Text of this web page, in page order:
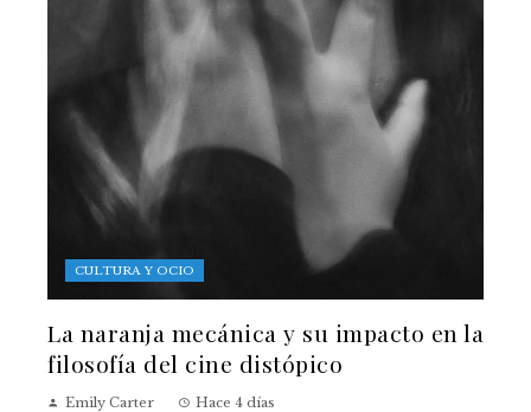
CULTURA Y OCIO
La naranja mecánica y su impacto en la
filosofía del cine distópico
Emily Carter Hace 4 días